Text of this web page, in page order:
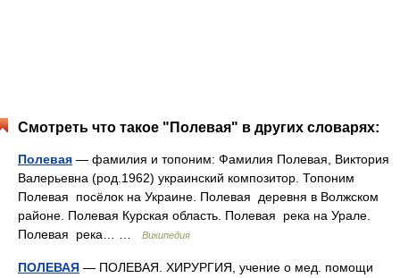
Смотреть что такое "Полевая" в других словарях:
Полевая — фамилия и топоним: Фамилия Полевая, Виктория
Валерьевна (род.1962) украинский композитор. Топоним
Полевая посёлок на Украине. Полевая деревня в Волжском
районе. Полевая Курская область. Полевая река на Урале.
Полевая река… …
Википедия
ПОЛЕВАЯ — ПОЛЕВАЯ. ХИРУРГИЯ, учение о мед. помощи